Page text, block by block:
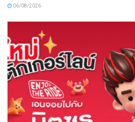
06/08/2026